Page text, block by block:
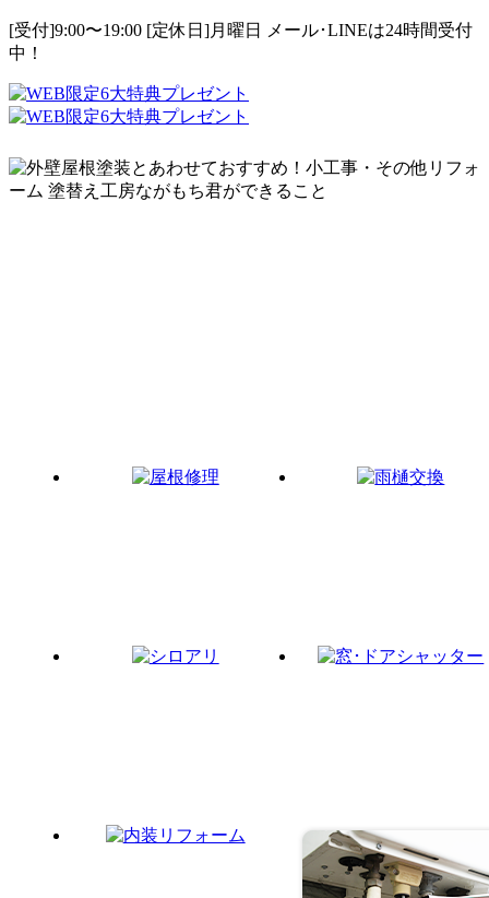
[受付]9:00〜19:00 [定休日]月曜日
メール･LINEは24時間受付
中！